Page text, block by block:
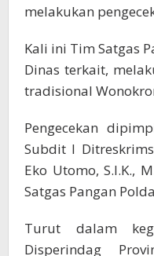
melakukan
Kali ini Tim Satgas
Dinas terkait,
tradisional
Pengecekan
Subdit I
Eko Utomo, S.I.K.,
Satgas Pangan
Turut dalam
Disperindag